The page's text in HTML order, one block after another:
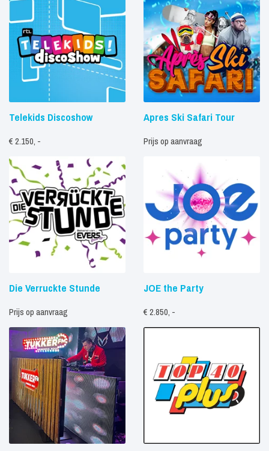
Telekids Discoshow
€ 2.150, -
Apres Ski Safari Tour
Prijs op aanvraag
Die Verruckte Stunde
Prijs op aanvraag
JOE the Party
€ 2.850, -